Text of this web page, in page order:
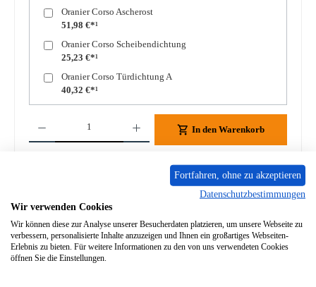
Oranier Corso Ascherost
51,98 €*¹
Oranier Corso Scheibendichtung
25,23 €*¹
Oranier Corso Türdichtung A
40,32 €*¹
In den Warenkorb
Fortfahren, ohne zu akzeptieren
Datenschutzbestimmungen
Wir verwenden Cookies
Wir können diese zur Analyse unserer Besucherdaten platzieren, um unsere Webseite zu
verbessern, personalisierte Inhalte anzuzeigen und Ihnen ein großartiges Webseiten-
Erlebnis zu bieten. Für weitere Informationen zu den von uns verwendeten Cookies
öffnen Sie die Einstellungen.